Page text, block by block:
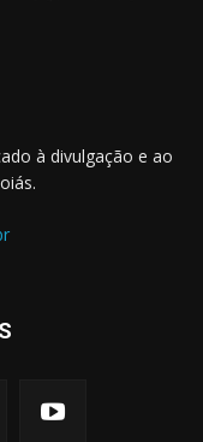
à divulgação e ao